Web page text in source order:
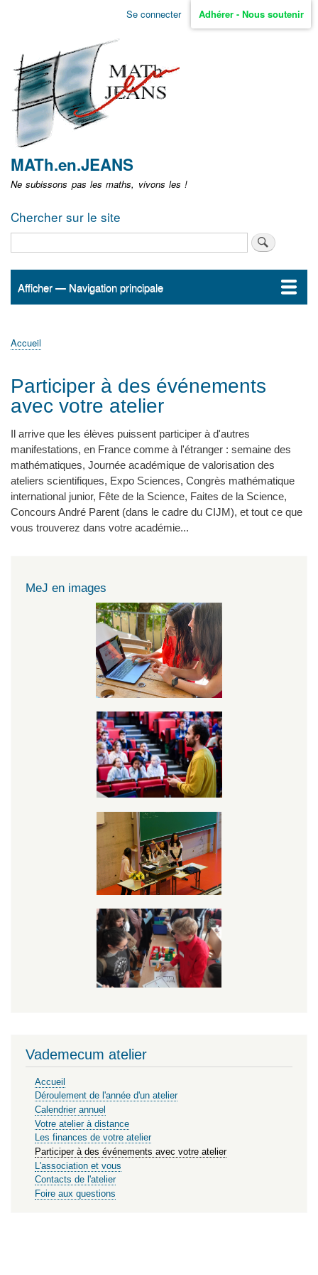
Aller
non
identifié
Se connecter Adhérer - Nous soutenir
MATh.en.JEANS
Ne subissons pas les maths, vivons les !
Chercher sur le site
Navigation
Afficher — Navigation principale
Accueil
ActualitésMATh.en.JEANS ?
Régions et Ateliers
Créer, gérer un atelier
Sujets/Publications
Congrès
d'Ariane
Accueil
Participer à des événements
avec votre atelier
Il arrive que les élèves puissent participer à d'autres
manifestations, en France comme à l'étranger : semaine des
mathématiques, Journée académique de valorisation des
ateliers scientifiques, Expo Sciences, Congrès mathématique
international junior, Fête de la Science, Faites de la Science,
Concours André Parent (dans le cadre du CIJM), et tout ce que
vous trouverez dans votre académie...
MeJ en images
Vademecum atelier
Accueil
Déroulement de l'année d'un atelier
Calendrier annuel
Votre atelier à distance
Les finances de votre atelier
Participer à des événements avec votre atelier
L'association et vous
Contacts de l'atelier
Foire aux questions